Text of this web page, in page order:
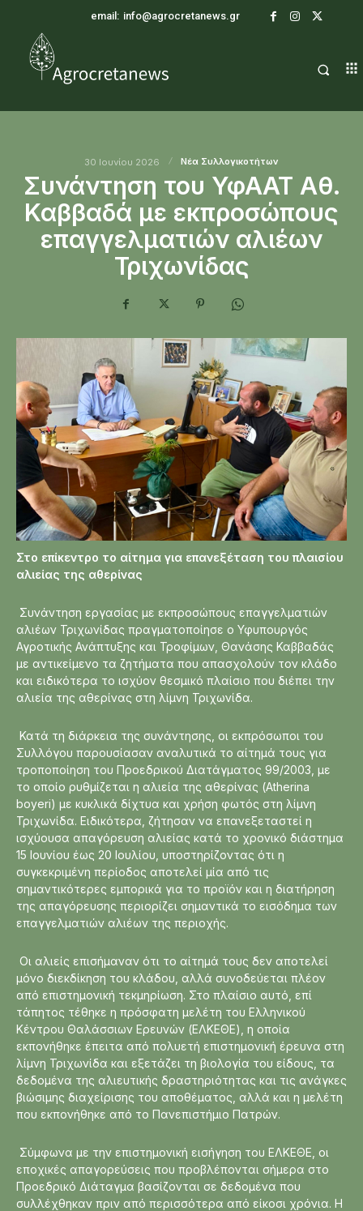
email: info@agrocretanews.gr
30 Ιουνίου 2026 Νέα Συλλογικοτήτων
Συνάντηση του ΥφΑΑΤ Αθ.
Καββαδά με εκπροσώπους
επαγγελματιών αλιέων
Τριχωνίδας
Στο επίκεντρο το αίτημα για επανεξέταση του πλαισίου
αλιείας της αθερίνας
Συνάντηση εργασίας με εκπροσώπους επαγγελματιών
αλιέων Τριχωνίδας πραγματοποίησε ο Υφυπουργός
Αγροτικής Ανάπτυξης και Τροφίμων, Θανάσης Καββαδάς
με αντικείμενο τα ζητήματα που απασχολούν τον κλάδο
και ειδικότερα το ισχύον θεσμικό πλαίσιο που διέπει την
αλιεία της αθερίνας στη λίμνη Τριχωνίδα.
Κατά τη διάρκεια της συνάντησης, οι εκπρόσωποι του
Συλλόγου παρουσίασαν αναλυτικά το αίτημά τους για
τροποποίηση του Προεδρικού Διατάγματος 99/2003, με
το οποίο ρυθμίζεται η αλιεία της αθερίνας (Atherina
boyeri) με κυκλικά δίχτυα και χρήση φωτός στη λίμνη
Τριχωνίδα. Ειδικότερα, ζήτησαν να επανεξεταστεί η
ισχύουσα απαγόρευση αλιείας κατά το χρονικό διάστημα
15 Ιουνίου έως 20 Ιουλίου, υποστηρίζοντας ότι η
συγκεκριμένη περίοδος αποτελεί μία από τις
σημαντικότερες εμπορικά για το προϊόν και η διατήρηση
της απαγόρευσης περιορίζει σημαντικά το εισόδημα των
επαγγελματιών αλιέων της περιοχής.
Οι αλιείς επισήμαναν ότι το αίτημά τους δεν αποτελεί
μόνο διεκδίκηση του κλάδου, αλλά συνοδεύεται πλέον
από επιστημονική τεκμηρίωση. Στο πλαίσιο αυτό, επί
τάπητος τέθηκε η πρόσφατη μελέτη του Ελληνικού
Κέντρου Θαλάσσιων Ερευνών (ΕΛΚΕΘΕ), η οποία
εκπονήθηκε έπειτα από πολυετή επιστημονική έρευνα στη
λίμνη Τριχωνίδα και εξετάζει τη βιολογία του είδους, τα
δεδομένα της αλιευτικής δραστηριότητας και τις ανάγκες
βιώσιμης διαχείρισης του αποθέματος, αλλά και η μελέτη
που εκπονήθηκε από το Πανεπιστήμιο Πατρών.
Σύμφωνα με την επιστημονική εισήγηση του ΕΛΚΕΘΕ, οι
εποχικές απαγορεύσεις που προβλέπονται σήμερα στο
Προεδρικό Διάταγμα βασίζονται σε δεδομένα που
συλλέχθηκαν πριν από περισσότερα από είκοσι χρόνια. Η